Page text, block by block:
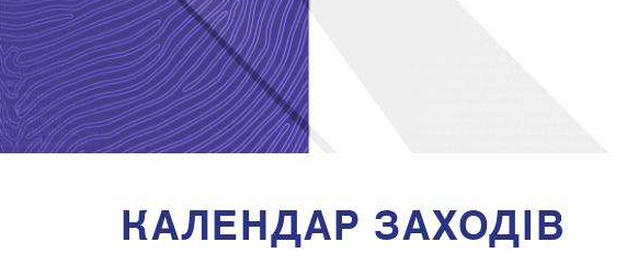
КАЛЕНДАР ЗАХОДІВ